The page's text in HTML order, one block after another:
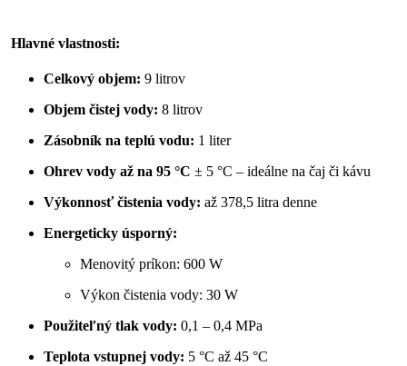
Hlavné vlastnosti:
Celkový objem: 9 litrov
Objem čistej vody: 8 litrov
Zásobník na teplú vodu: 1 liter
Ohrev vody až na 95 °C ± 5 °C – ideálne na čaj či kávu
Výkonnosť čistenia vody: až 378,5 litra denne
Energeticky úsporný:
Menovitý príkon: 600 W
Výkon čistenia vody: 30 W
Použiteľný tlak vody: 0,1 – 0,4 MPa
Teplota vstupnej vody: 5 °C až 45 °C